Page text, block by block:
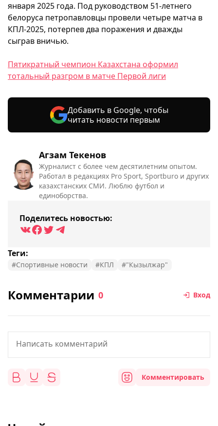
Агзам Текенов
Журналист с более чем десятилетним опытом.
Работал в редакциях Pro Sport, Sportburo и других
казахстанских СМИ. Люблю футбол и
единоборства.
Поделитесь новостью:
Теги:
#Спортивные новости #КПЛ #"Кызылжар"
января 2025 года. Под руководством 51-летнего
белоруса петропавловцы провели четыре матча в
КПЛ-2025, потерпев два поражения и дважды
сыграв вничью.
Пятикратный чемпион Казахстана оформил
тотальный разгром в матче Первой лиги
Добавить в Google, чтобы
читать новости первым
Комментарии 0 Вход
Комментировать